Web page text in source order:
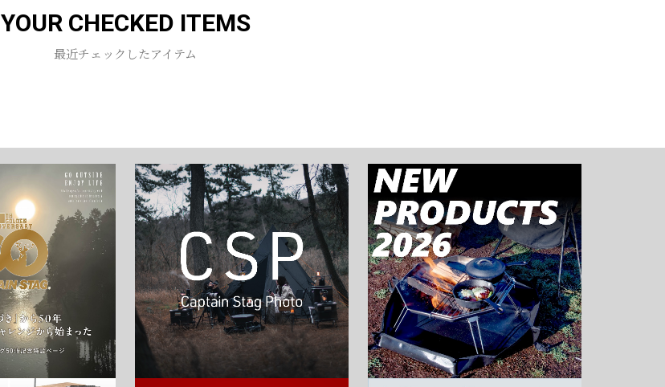
お買い物を続ける
YOUR CHECKED ITEMS
最近チェックしたアイテム